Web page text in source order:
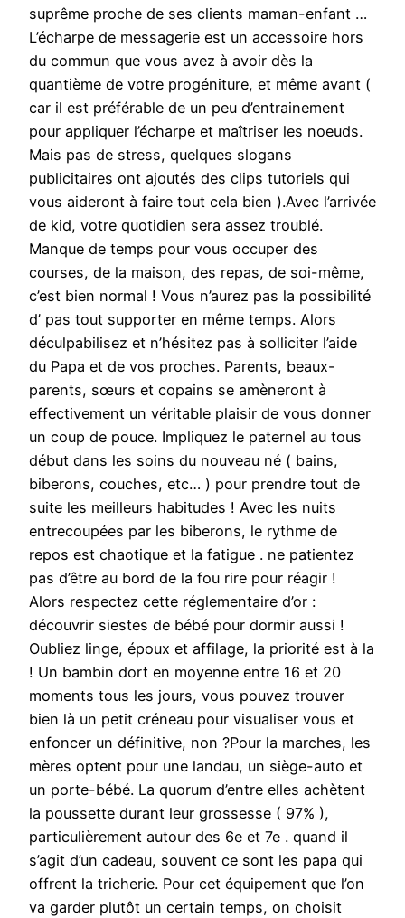
suprême proche de ses clients maman-enfant …
L’écharpe de messagerie est un accessoire hors
du commun que vous avez à avoir dès la
quantième de votre progéniture, et même avant (
car il est préférable de un peu d’entrainement
pour appliquer l’écharpe et maîtriser les noeuds.
Mais pas de stress, quelques slogans
publicitaires ont ajoutés des clips tutoriels qui
vous aideront à faire tout cela bien ).Avec l’arrivée
de kid, votre quotidien sera assez troublé.
Manque de temps pour vous occuper des
courses, de la maison, des repas, de soi-même,
c’est bien normal ! Vous n’aurez pas la possibilité
d’ pas tout supporter en même temps. Alors
déculpabilisez et n’hésitez pas à solliciter l’aide
du Papa et de vos proches. Parents, beaux-
parents, sœurs et copains se amèneront à
effectivement un véritable plaisir de vous donner
un coup de pouce. Impliquez le paternel au tous
début dans les soins du nouveau né ( bains,
biberons, couches, etc… ) pour prendre tout de
suite les meilleurs habitudes ! Avec les nuits
entrecoupées par les biberons, le rythme de
repos est chaotique et la fatigue . ne patientez
pas d’être au bord de la fou rire pour réagir !
Alors respectez cette réglementaire d’or :
découvrir siestes de bébé pour dormir aussi !
Oubliez linge, époux et affilage, la priorité est à la
! Un bambin dort en moyenne entre 16 et 20
moments tous les jours, vous pouvez trouver
bien là un petit créneau pour visualiser vous et
enfoncer un définitive, non ?Pour la marches, les
mères optent pour une landau, un siège-auto et
un porte-bébé. La quorum d’entre elles achètent
la poussette durant leur grossesse ( 97% ),
particulièrement autour des 6e et 7e . quand il
s’agit d’un cadeau, souvent ce sont les papa qui
offrent la tricherie. Pour cet équipement que l’on
va garder plutôt un certain temps, on choisit